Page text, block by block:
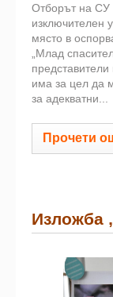
Отборът на СУ
изключителен
място в
„Млад
има за цел да
за адекватни...
Прочети
Изложба